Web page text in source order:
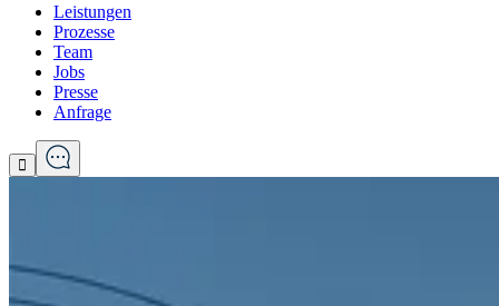
Leistungen
Prozesse
Team
Jobs
Presse
Anfrage
